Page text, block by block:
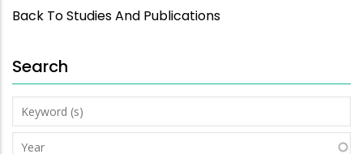
Back To Studies And Publications
Search
Keyword
(s)
Year